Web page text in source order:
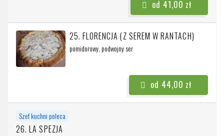
25. FLORENCJA (Z SEREM W RANTACH)
pomidorowy, podwojny ser
Szef kuchni poleca
26. LA SPEZJA